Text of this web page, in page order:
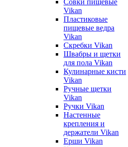
Совки пищевые
Vikan
Пластиковые
пищевые ведра
Vikan
Скребки Vikan
Швабры и щетки
для пола Vikan
Кулинарные кисти
Vikan
Ручные щетки
Vikan
Ручки Vikan
Настенные
крепления и
держатели Vikan
Ерши Vikan